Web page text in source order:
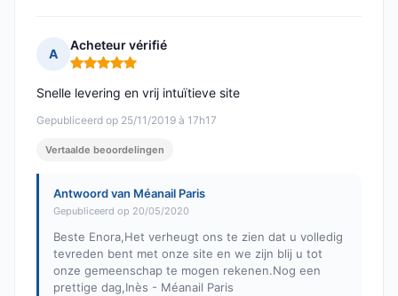
A
Acheteur vérifié
Opmerking: 5 van 5
Gepubliceerd op 25/11/2019 à 17h17
Snelle levering en vrij intuïtieve site
Vertaalde beoordelingen
Antwoord van Méanail Paris
Gepubliceerd op 20/05/2020
Beste Enora,Het verheugt ons te zien dat u volledig
tevreden bent met onze site en we zijn blij u tot
onze gemeenschap te mogen rekenen.Nog een
prettige dag,Inès - Méanail Paris